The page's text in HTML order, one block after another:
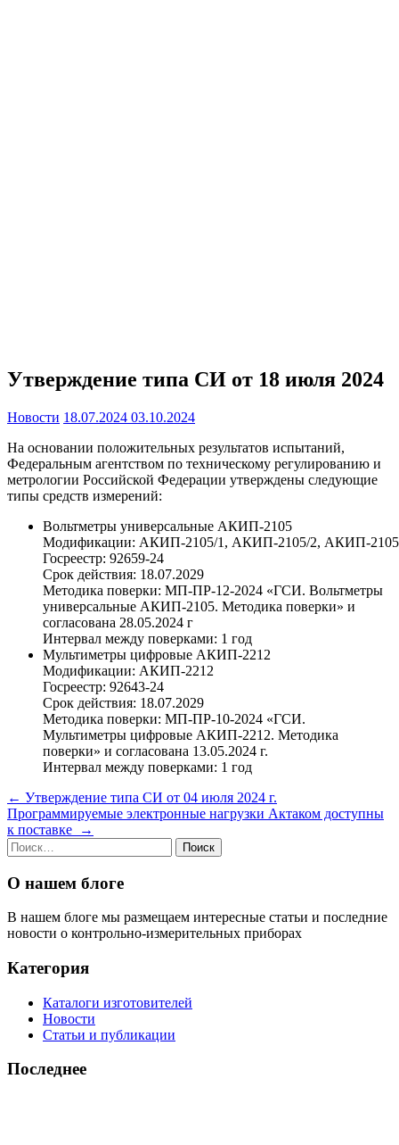
Утверждение типа СИ от 18 июля 2024
Новости 18.07.2024 03.10.2024
На основании положительных результатов испытаний,
Федеральным агентством по техническому регулированию и
метрологии Российской Федерации утверждены следующие
типы средств измерений:
Вольтметры универсальные АКИП-2105
Модификации: АКИП-2105/1, АКИП-2105/2, АКИП-
Госреестр: 92659-24
Срок действия: 18.07.2029
Методика поверки: МП-ПР-12-2024 «ГСИ. Вольтметры
универсальные АКИП-2105. Методика поверки» и
согласована 28.05.2024 г
Интервал между поверками: 1 год
Мультиметры цифровые АКИП-2212
Модификации: АКИП-2212
Госреестр: 92643-24
Срок действия: 18.07.2029
Методика поверки: МП-ПР-10-2024 «ГСИ.
Мультиметры цифровые АКИП-2212. Методика
поверки» и согласована 13.05.2024 г.
Интервал между поверками: 1 год
Навигация
по
записям
← Утверждение типа СИ от 04 июля 2024 г.
Программируемые электронные нагрузки Актаком доступны
к поставке
→
Найти:
О нашем блоге
В нашем блоге мы размещаем интересные статьи и последние
новости о контрольно-измерительных приборах
Категория
Каталоги изготовителей
Новости
Статьи и публикации
Последнее